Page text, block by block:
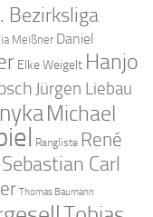
Bezirksliga
Meißner Daniel
Elke Weigelt Hanjo
Jürgen Liebau
Michael
Rangliste René
Sebastian Carl
Thomas Baumann